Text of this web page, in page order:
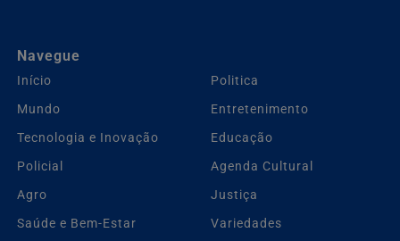
Navegue
Início
Politica
Mundo
Entretenimento
Tecnologia e Inovação
Educação
Policial
Agenda Cultural
Agro
Justiça
Saúde e Bem-Estar
Variedades